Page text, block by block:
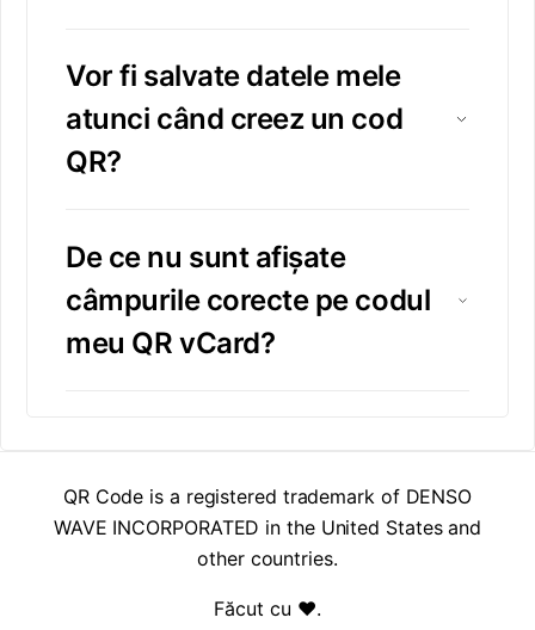
Vor fi salvate datele mele
atunci când creez un cod
QR?
De ce nu sunt afișate
câmpurile corecte pe codul
meu QR vCard?
QR Code is a registered trademark of DENSO
WAVE INCORPORATED in the United States and
other countries.
Făcut cu ❤️.